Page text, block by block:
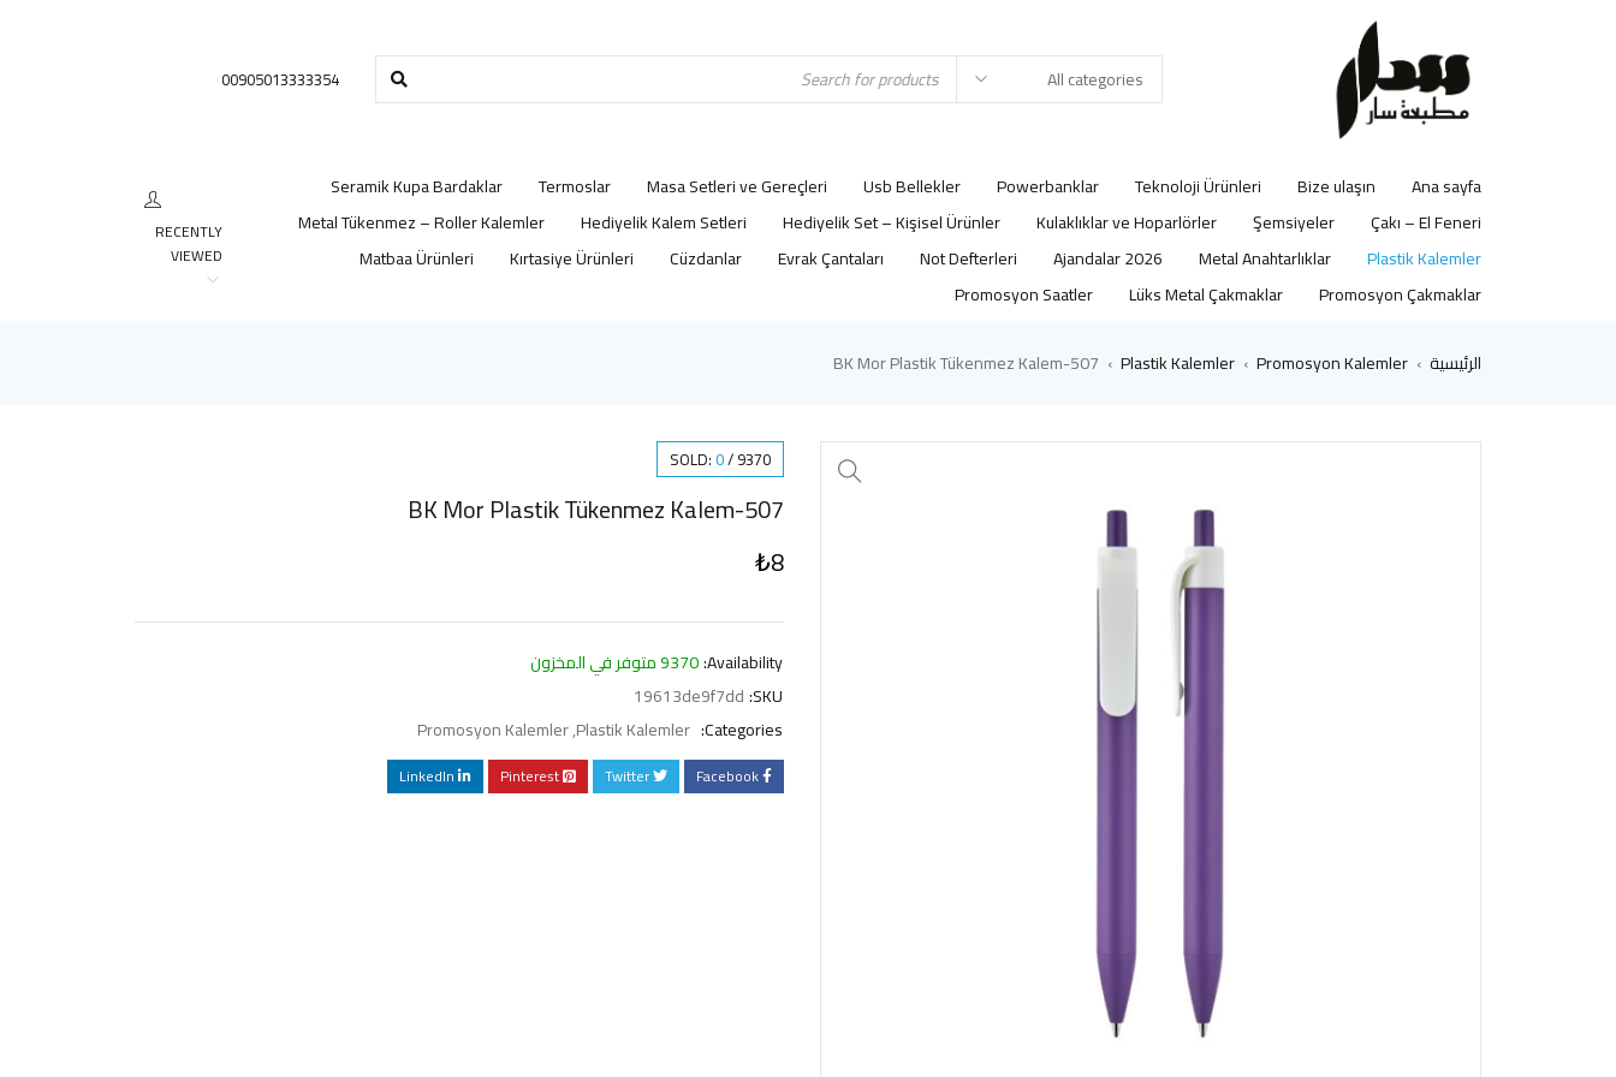
00905013333354
Ana sayfa
Bize ulaşın
Teknoloji Ürünleri
Powerbanklar
Usb Bellekler
Masa Setleri ve Gereçleri
Termoslar
Seramik Kupa Bardaklar
Çakı – El Feneri
Şemsiyeler
Kulaklıklar ve Hoparlörler
Hediyelik Set – Kişisel Ürünler
Hediyelik Kalem Setleri
Metal Tükenmez – Roller Kalemler
Plastik Kalemler
Metal Anahtarlıklar
2026 Ajandalar
Not Defterleri
Evrak Çantaları
Cüzdanlar
Kırtasiye Ürünleri
Matbaa Ürünleri
Promosyon Çakmaklar
Lüks Metal Çakmaklar
Promosyon Saatler
RECENTLY
VIEWED
الرئيسية ›
Promosyon Kalemler
›
Plastik Kalemler
›
507-BK Mor Plastik Tükenmez Kalem
SOLD: 0/9370
507-BK Mor Plastik Tükenmez Kalem
₺8
Availability: 9370 متوفر في المخزون
SKU:
19613de9f7dd
Categories:
Plastik Kalemler
,
Promosyon Kalemler
Facebook
Twitter
Pinterest
LinkedIn